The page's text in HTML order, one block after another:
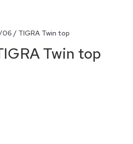
/ TIGRA Twin top
Twin top